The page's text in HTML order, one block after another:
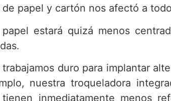
papel y cartón nos afectó a
estará quizá menos
duro para implantar
nuestra troqueladora
inmediatamente menos